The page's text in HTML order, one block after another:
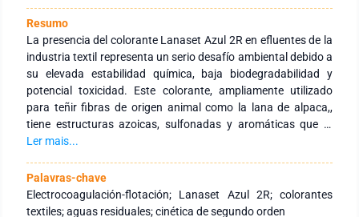
Resumo
La presencia del colorante Lanaset Azul 2R en efluentes de la
industria textil representa un serio desafío ambiental debido a
su elevada estabilidad química, baja biodegradabilidad y
potencial toxicidad. Este colorante, ampliamente utilizado
para teñir fibras de origen animal como la lana de alpaca,,
tiene estructuras azoicas, sulfonadas y aromáticas que lo
hacen difícil de eliminar y plantean graves riesgos
avanzadas, eficientes y sostenibles para su tratamiento. El
objetivo: mejorar el proceso combinado de
electrocoagulación-flotación (EC-CAF) para eliminar el
Ler mais...
Palavras-chave
Electrocoagulación-flotación; Lanaset Azul 2R; colorantes
textiles; aguas residuales; cinética de segundo orden